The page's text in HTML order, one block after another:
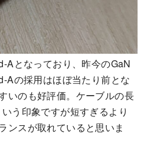
Aとなっており、昨今のGaN
Aの採用はほぼ当たり前とな
いのも好評価。ケーブルの長
う印象ですが短すぎるより
ンスが取れていると思いま